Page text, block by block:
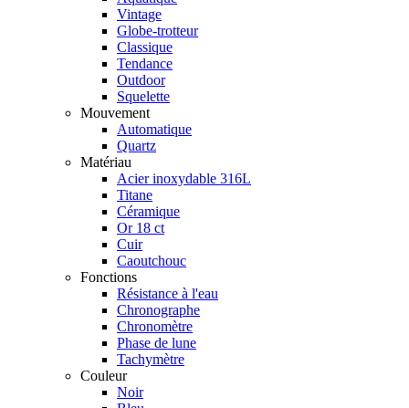
Vintage
Globe-trotteur
Classique
Tendance
Outdoor
Squelette
Mouvement
Automatique
Quartz
Matériau
Acier inoxydable 316L
Titane
Céramique
Or 18 ct
Cuir
Caoutchouc
Fonctions
Résistance à l'eau
Chronographe
Chronomètre
Phase de lune
Tachymètre
Couleur
Noir